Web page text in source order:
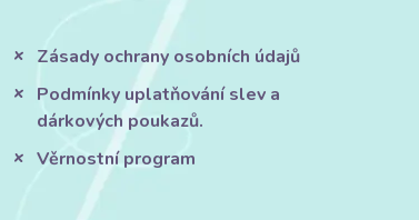
Zásady ochrany osobních údajů
Podmínky uplatňování slev a
dárkových poukazů.
Věrnostní program